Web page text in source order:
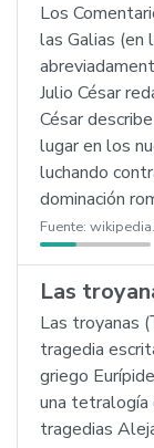
Los
las Galias (en
Julio César
César
lugar en los
luchando
dominación
Fuente:
Las
Las troyanas
tragedia
griego
una tetralogía
tragedias